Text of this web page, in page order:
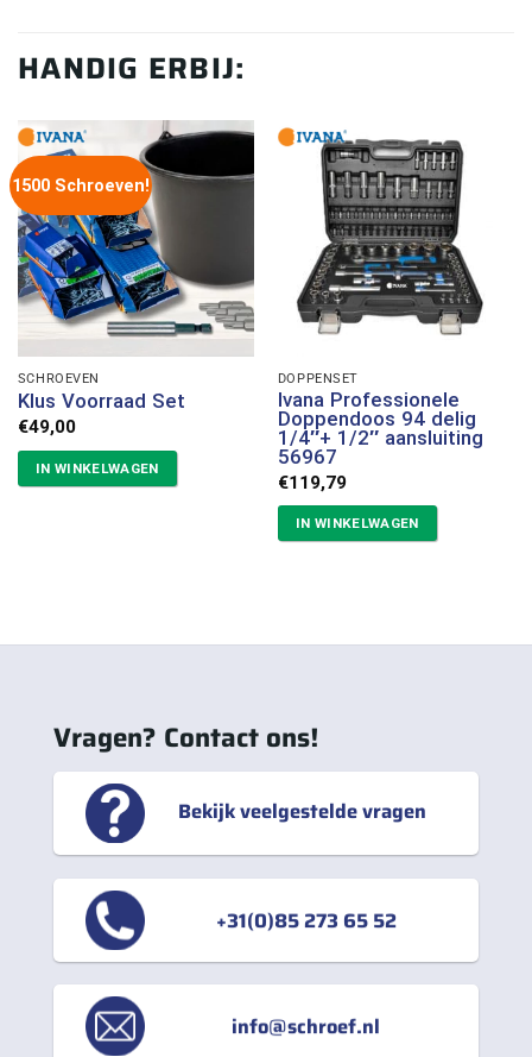
HANDIG ERBIJ:
1500 Schroeven!
SCHROEVEN
Klus Voorraad Set
€49,00
IN WINKELWAGEN
DOPPENSET
Ivana Professionele
Doppendoos 94 delig
1/4″+ 1/2″ aansluiting
56967
€119,79
IN WINKELWAGEN
Vragen? Contact ons!
Bekijk veelgestelde vragen
+31(0)85 273 65 52
info@schroef.nl